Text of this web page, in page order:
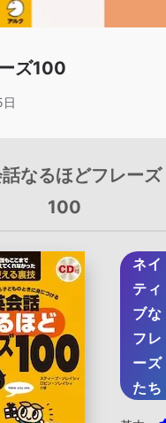
ズ100
なるほどフレーズ
100
ネイ
ティ
ブな
フレ
ーズ
たち